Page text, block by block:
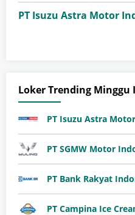
PT Isuzu Astra Motor
Loker Trending Minggu
PT Isuzu Astra
PT SGMW Motor
PT Bank Rakyat
PT Campina Ice